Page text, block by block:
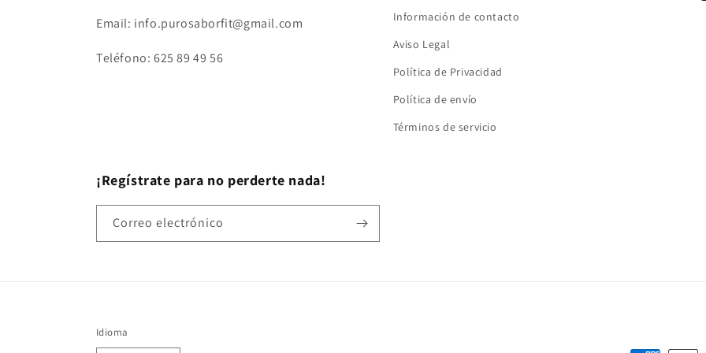
Email: info.purosaborfit@gmail.com
Teléfono: 625 89 49 56
Información de contacto
Aviso Legal
Política de Privacidad
Política de envío
Términos de servicio
¡Regístrate para no perderte nada!
Correo electrónico
Idioma